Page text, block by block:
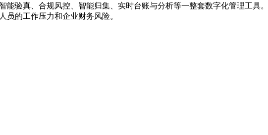
能验真、合规风控、智能归集、实时台账与分析等一整套数字化管理工具
员的工作压力和企业财务风险。